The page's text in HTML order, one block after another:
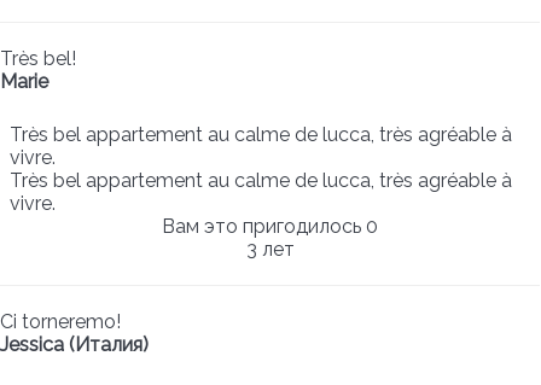
Très bel!
Marie
Très bel appartement au calme de lucca, très agréable à
vivre.
Très bel appartement au calme de lucca, très agréable à
vivre.
Вам это пригодилось 0
3 лет
Ci torneremo!
Jessica (Италия)